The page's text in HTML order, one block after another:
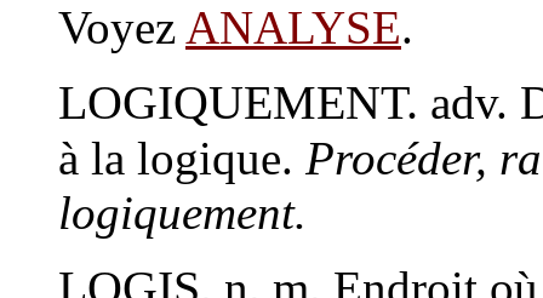
Voyez ANALYSE.
LOGIQUEMENT. adv.
à la logique. Procéder,
logiquement.